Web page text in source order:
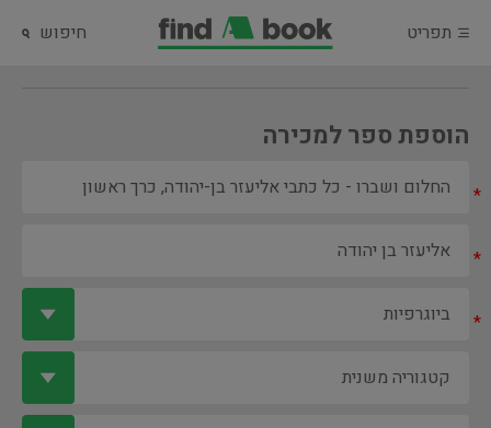
תפריט חיפוש
הוספת ספר למכירה
*
*
*